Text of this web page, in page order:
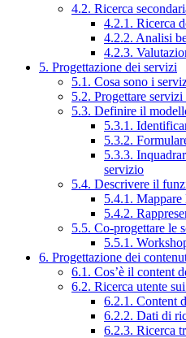
4.2. Ricerca
4.2.1. Ricerca
4.2.2. Analisi
4.2.3.
5. Progettazione dei servizi
5.1. Cosa sono i
5.2. Progettare
5.3. Definire il
5.3.1.
5.3.2.
5.3.3.
servizio
5.4. Descrivere il
5.4.1. Mappare
5.4.2.
5.5. Co-progettare le
5.5.1.
6. Progettazione dei
6.1. Cos’è il content
6.2. Ricerca utente
6.2.1. Content
6.2.2. Dati di
6.2.3. Ricerca